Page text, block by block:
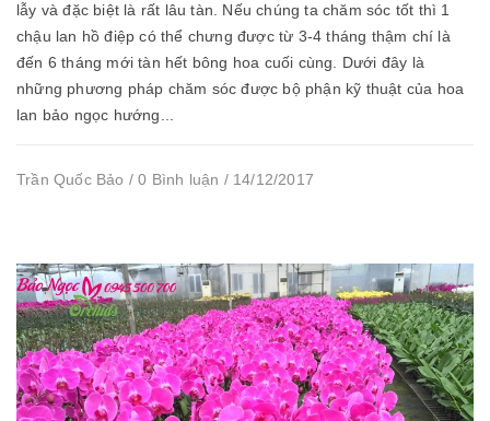
lẫy và đặc biệt là rất lâu tàn. Nếu chúng ta chăm sóc tốt thì 1
chậu lan hồ điệp có thể chưng được từ 3-4 tháng thậm chí là
đến 6 tháng mới tàn hết bông hoa cuối cùng. Dưới đây là
những phương pháp chăm sóc được bộ phận kỹ thuật của hoa
lan bảo ngọc hướng...
Trần Quốc Bảo / 0 Bình luận / 14/12/2017